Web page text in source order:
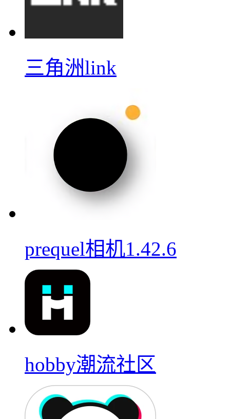
三角洲link
prequel相机1.42.6
hobby潮流社区